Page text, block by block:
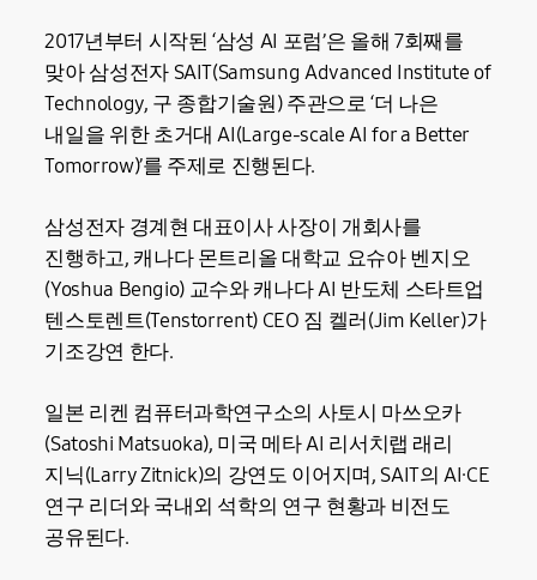
2017년부터 시작된 ‘삼성 AI 포럼’은 올해 7회째를
맞아 삼성전자 SAIT(Samsung Advanced Institute of
Technology, 구 종합기술원) 주관으로 ‘더 나은
내일을 위한 초거대 AI(Large-scale AI for a Better
Tomorrow)’를 주제로 진행된다.
삼성전자 경계현 대표이사 사장이 개회사를
진행하고, 캐나다 몬트리올 대학교 요슈아 벤지오
(Yoshua Bengio) 교수와 캐나다 AI 반도체 스타트업
텐스토렌트(Tenstorrent) CEO 짐 켈러(Jim Keller)가
기조강연 한다.
일본 리켄 컴퓨터과학연구소의 사토시 마쓰오카
(Satoshi Matsuoka), 미국 메타 AI 리서치랩 래리
지닉(Larry Zitnick)의 강연도 이어지며, SAIT의 AI·CE
연구 리더와 국내외 석학의 연구 현황과 비전도
공유된다.